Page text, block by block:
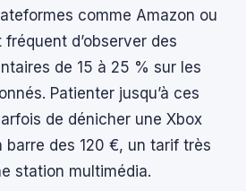
comme Amazon ou
d’observer des
de 15 à 25 % sur les
Patienter jusqu’à ces
de dénicher une Xbox
barre des 120 €, un tarif très
station multimédia.